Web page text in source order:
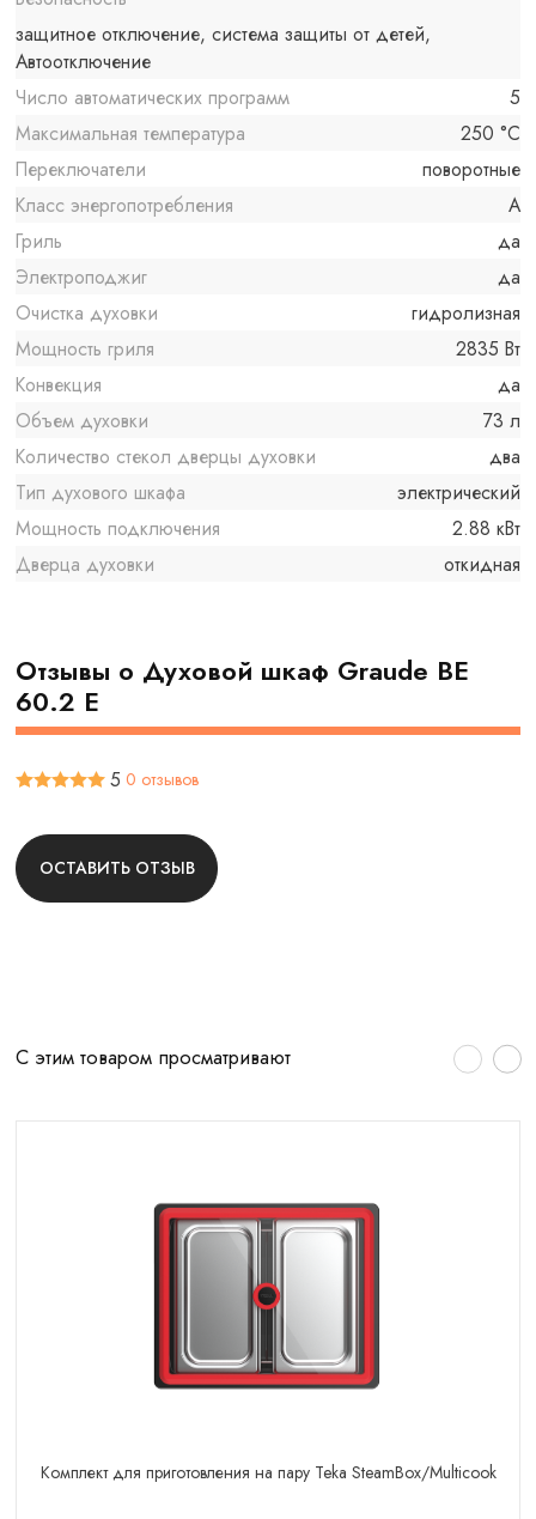
защитное отключение, система защиты от детей,
Автоотключение
Число автоматических программ
5
Максимальная температура
250 °C
Переключатели
поворотные
Класс энергопотребления
A
Гриль
да
Электроподжиг
да
Очистка духовки
гидролизная
Мощность гриля
2835 Вт
Конвекция
да
Объем духовки
73 л
Количество стекол дверцы духовки
два
Тип духового шкафа
электрический
Мощность подключения
2.88 кВт
Дверца духовки
откидная
Отзывы о Духовой шкаф Graude BE
60.2 E
5 0 отзывов
ОСТАВИТЬ ОТЗЫВ
С этим товаром просматривают
Комплект для приготовления на пару Teka SteamBox/Multicook